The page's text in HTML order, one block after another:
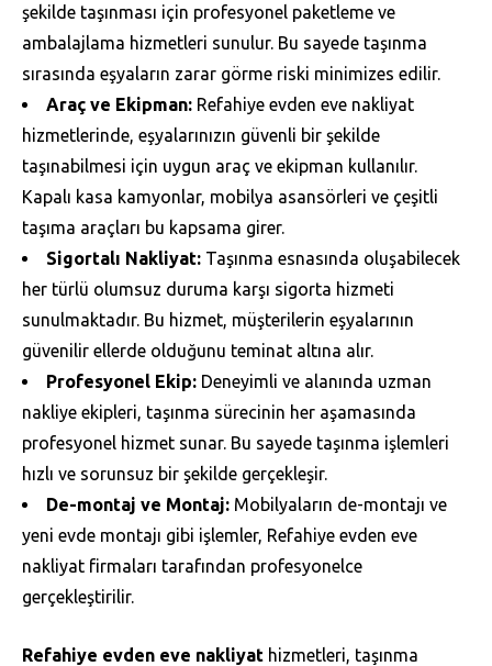
şekilde taşınması için profesyonel paketleme ve
ambalajlama hizmetleri sunulur. Bu sayede taşınma
sırasında eşyaların zarar görme riski minimizes edilir.
Araç ve Ekipman: Refahiye evden eve nakliyat
hizmetlerinde, eşyalarınızın güvenli bir şekilde
taşınabilmesi için uygun araç ve ekipman kullanılır.
Kapalı kasa kamyonlar, mobilya asansörleri ve çeşitli
taşıma araçları bu kapsama girer.
Sigortalı Nakliyat: Taşınma esnasında oluşabilecek
her türlü olumsuz duruma karşı sigorta hizmeti
sunulmaktadır. Bu hizmet, müşterilerin eşyalarının
güvenilir ellerde olduğunu teminat altına alır.
Profesyonel Ekip: Deneyimli ve alanında uzman
nakliye ekipleri, taşınma sürecinin her aşamasında
profesyonel hizmet sunar. Bu sayede taşınma işlemleri
hızlı ve sorunsuz bir şekilde gerçekleşir.
De-montaj ve Montaj: Mobilyaların de-montajı ve
yeni evde montajı gibi işlemler, Refahiye evden eve
nakliyat firmaları tarafından profesyonelce
gerçekleştirilir.
Refahiye evden eve nakliyat hizmetleri, taşınma